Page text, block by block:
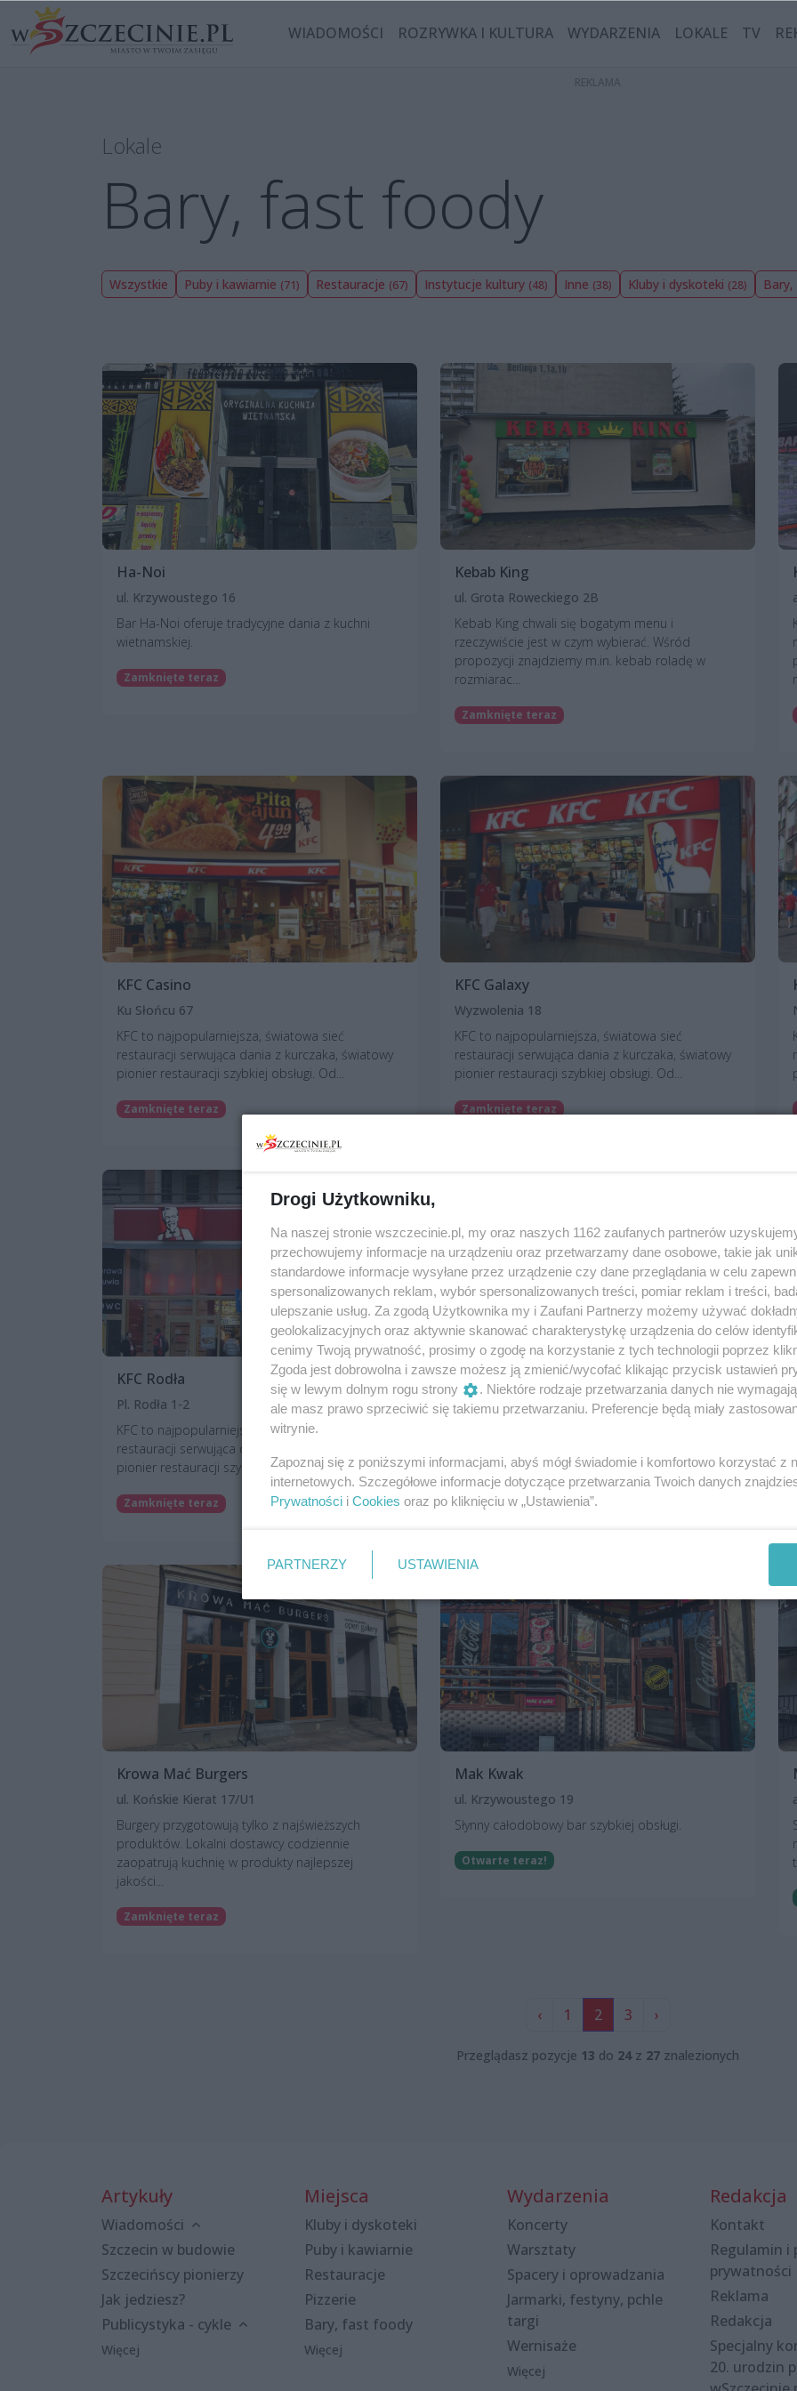
WIADOMOŚCI ROZRYWKA I KULTURA WYDARZENIA LOKALE TV
Lokale
Bary, fast foody
Wszystkie Puby i kawiarnie (71) Restauracje (67) Instytucje kultury (48) Inne (38) Kluby i dyskoteki (28)
Ha-Noi
ul. Krzywoustego 16
Bar Ha-Noi oferuje tradycyjne dania z kuchni
wietnamskiej.
Zamknięte teraz
Kebab King
ul. Grota Roweckiego 2B
Kebab King chwali się bogatym menu i
rzeczywiście jest w czym wybierać. Wśród
propozycji znajdziemy m.in. kebab roladę w
rozmiarac...
Zamknięte teraz
KFC Casino
Ku Słońcu 67
KFC to najpopularniejsza, światowa sieć
restauracji serwująca dania z kurczaka, światowy
pionier restauracji szybkiej obsługi. Od...
Zamknięte teraz
KFC Galaxy
Wyzwolenia 18
KFC to najpopularniejsza, światowa sieć
restauracji serwująca dania z kurczaka, światowy
pionier restauracji szybkiej obsługi. Od...
Zamknięte teraz
KFC Rodła
Pl. Rodła 1-2
KFC to najpopularniejsza, światowa sieć
restauracji serwująca dania z kurczaka, światowy
pionier restauracji szybkiej obsługi. Od...
Zamknięte teraz
KFC Ryga
Piastów 16
pionier restauracji szybkiej obsługi. Od...
Zamknięte teraz
Krowa Mać Burgers
ul. Końskie Kierat 17/U1
Burgery przygotowują tylko z najświeższych
produktów. Lokalni dostawcy codziennie
zaopatrują kuchnię w produkty najlepszej
jakości...
Zamknięte teraz
Mak Kwak
ul. Krzywoustego 19
Słynny całodobowy bar szybkiej obsługi.
Otwarte teraz!
‹ 1 2 3 ›
Przeglądasz pozycje 13 do 24z 27 znalezionych
Artykuły
Wiadomości
Szczecin w budowie
Szczecińscy pionierzy
Jak jedziesz?
Publicystyka - cykle
Więcej
Miejsca
Kluby i dyskoteki
Puby i kawiarnie
Restauracje
Pizzerie
Bary, fast foody
Więcej
Wydarzenia
Koncerty
Warsztaty
Spacery i oprowadzania
Jarmarki, festyny, pchle
targi
Wernisaże
Więcej
Redakcja
Kontakt
Regulamin i
prywatności
Reklama
Redakcja
Specjalny
20. urodzin
Drogi Użytkowniku,
Na naszej stronie wszczecinie.pl, my oraz naszych 1162 zaufanych partnerów
przechowujemy informacje na urządzeniu oraz przetwarzamy dane osobowe, takie jak
standardowe informacje wysyłane przez urządzenie czy dane przeglądania w celu
spersonalizowanych reklam, wybór spersonalizowanych treści, pomiar reklam i treści,
ulepszanie usług. Za zgodą Użytkownika my i Zaufani Partnerzy możemy używać
geolokalizacyjnych oraz aktywnie skanować charakterystykę urządzenia do celów
cenimy Twoją prywatność, prosimy o zgodę na korzystanie z tych technologii poprzez
Zgoda jest dobrowolna i zawsze możesz ją zmienić/wycofać klikając przycisk ustawień
się w lewym dolnym rogu strony
. Niektóre rodzaje przetwarzania danych nie
ale masz prawo sprzeciwić się takiemu przetwarzaniu. Preferencje będą miały
witrynie.
Zapoznaj się z poniższymi informacjami, abyś mógł świadomie i komfortowo korzystać z
internetowych. Szczegółowe informacje dotyczące przetwarzania Twoich danych
Prywatności i Cookies oraz po kliknięciu w „Ustawienia”.
PARTNERZY USTAWIENIA